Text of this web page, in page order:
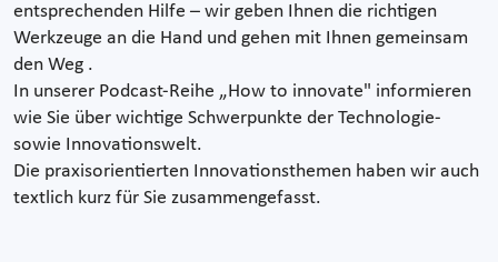
entsprechenden Hilfe – wir geben Ihnen die richtigen
Werkzeuge an die Hand und gehen mit Ihnen gemeinsam
den Weg .
In unserer Podcast-Reihe „How to innovate" informieren
wie Sie über wichtige Schwerpunkte der Technologie-
sowie Innovationswelt.
Die praxisorientierten Innovationsthemen haben wir auch
textlich kurz für Sie zusammengefasst.